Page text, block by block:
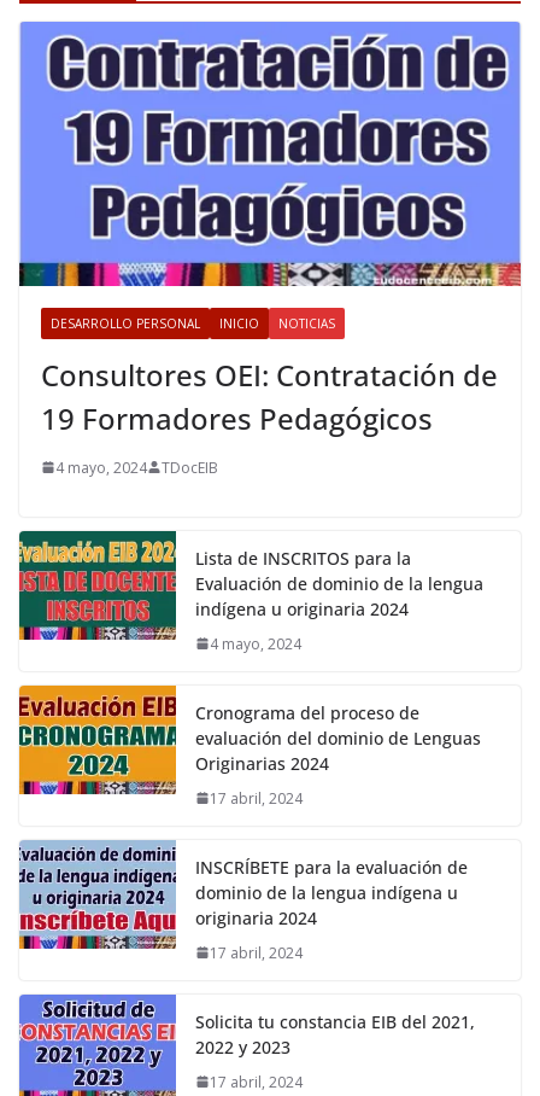
DESARROLLO PERSONAL INICIO NOTICIAS
Consultores OEI: Contratación de
19 Formadores Pedagógicos
4 mayo, 2024 TDocEIB
Lista de INSCRITOS para la
Evaluación de dominio de la lengua
indígena u originaria 2024
4 mayo, 2024
Cronograma del proceso de
evaluación del dominio de Lenguas
Originarias 2024
17 abril, 2024
INSCRÍBETE para la evaluación de
dominio de la lengua indígena u
originaria 2024
17 abril, 2024
Solicita tu constancia EIB del 2021,
2022 y 2023
17 abril, 2024